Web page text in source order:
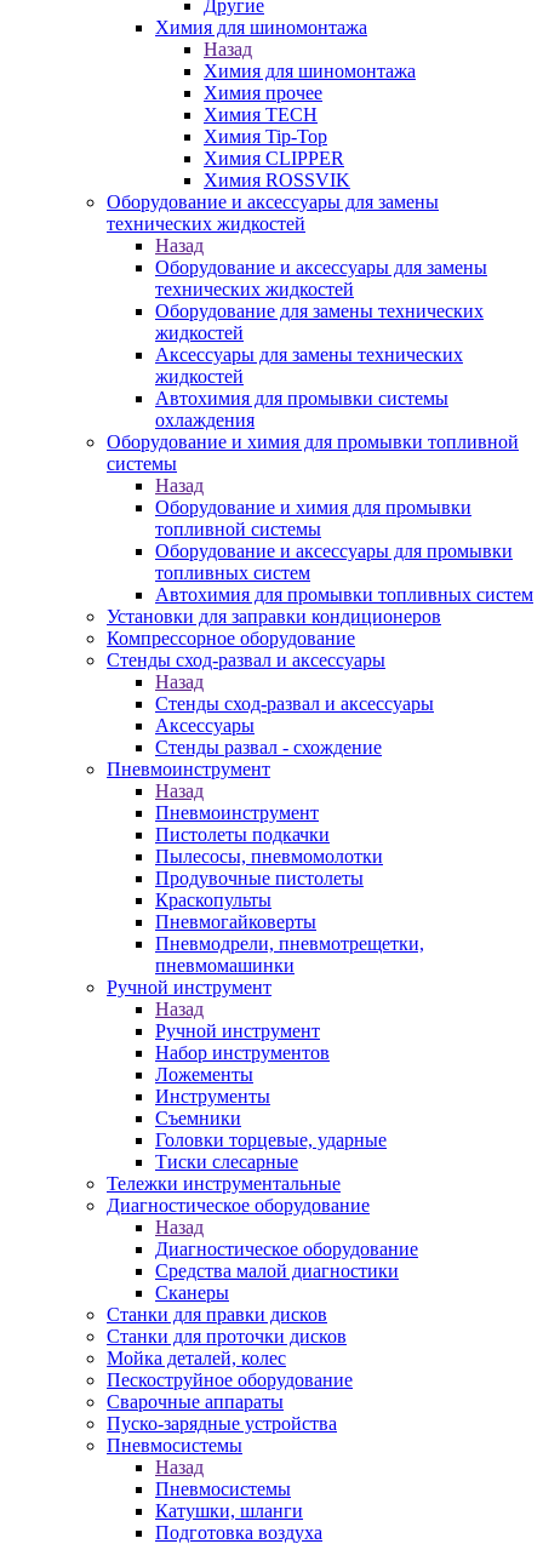
Другие
Химия для шиномонтажа
Назад
Химия для шиномонтажа
Химия прочее
Химия TECH
Химия Tip-Top
Химия CLIPPER
Химия ROSSVIK
Оборудование и аксессуары для замены
технических жидкостей
Назад
Оборудование и аксессуары для замены
технических жидкостей
Оборудование для замены технических
жидкостей
Аксессуары для замены технических
жидкостей
Автохимия для промывки системы
охлаждения
Оборудование и химия для промывки топливной
системы
Назад
Оборудование и химия для промывки
топливной системы
Оборудование и аксессуары для промывки
топливных систем
Автохимия для промывки топливных систем
Установки для заправки кондиционеров
Компрессорное оборудование
Стенды сход-развал и аксессуары
Назад
Стенды сход-развал и аксессуары
Аксессуары
Стенды развал - схождение
Пневмоинструмент
Назад
Пневмоинструмент
Пистолеты подкачки
Пылесосы, пневмомолотки
Продувочные пистолеты
Краскопульты
Пневмогайковерты
Пневмодрели, пневмотрещетки,
пневмомашинки
Ручной инструмент
Назад
Ручной инструмент
Набор инструментов
Ложементы
Инструменты
Съемники
Головки торцевые, ударные
Тиски слесарные
Тележки инструментальные
Диагностическое оборудование
Назад
Диагностическое оборудование
Средства малой диагностики
Сканеры
Станки для правки дисков
Станки для проточки дисков
Мойка деталей, колес
Пескоструйное оборудование
Сварочные аппараты
Пуско-зарядные устройства
Пневмосистемы
Назад
Пневмосистемы
Катушки, шланги
Подготовка воздуха